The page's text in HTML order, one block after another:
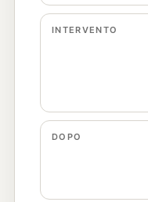
INTERVENTO
DOPO